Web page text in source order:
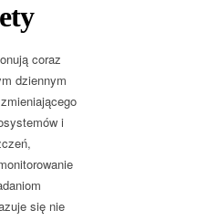
coraz
dziennym
i
się nie